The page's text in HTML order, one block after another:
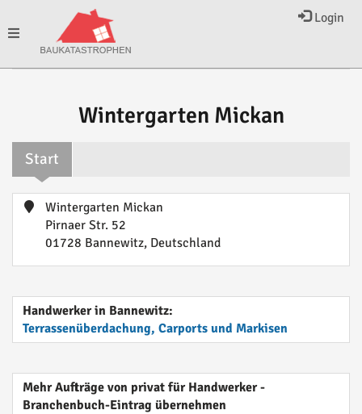
Login
Toggle
Wintergarten Mickan
Start
Wintergarten Mickan
Pirnaer Str. 52
01728 Bannewitz, Deutschland
Handwerker in Bannewitz:
Terrassenüberdachung, Carports und Markisen
Mehr Aufträge von privat für Handwerker -
Branchenbuch-Eintrag übernehmen